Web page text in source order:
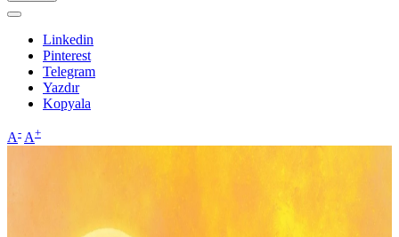
Linkedin
Pinterest
Telegram
Yazdır
Kopyala
A- A+